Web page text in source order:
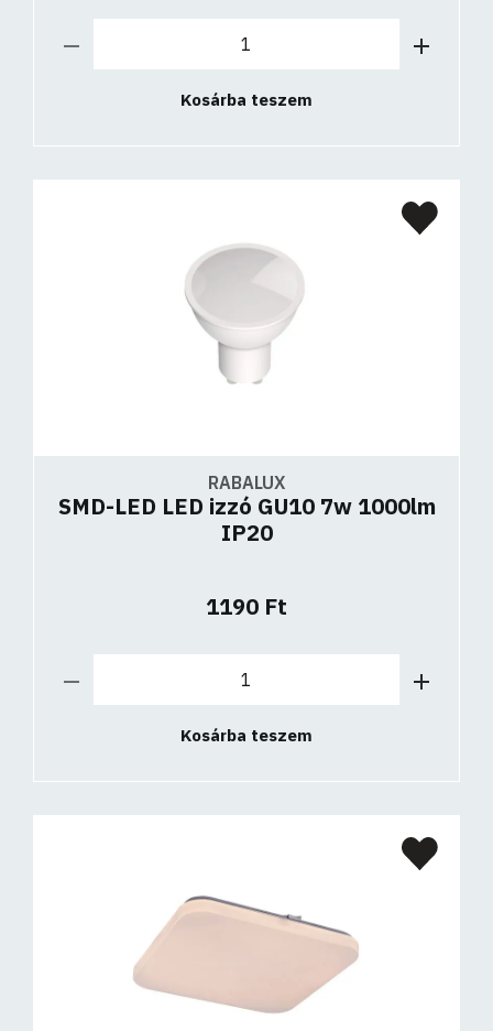
Kosárba teszem
RABALUX
SMD-LED LED izzó GU10 7w 1000lm
IP20
1190 Ft
Kosárba teszem